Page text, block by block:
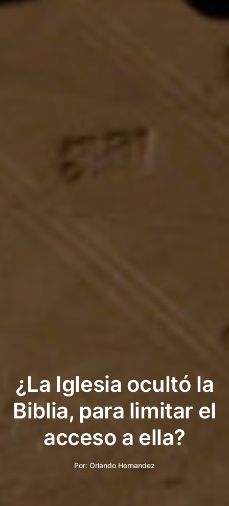
¿La Iglesia ocultó la
Biblia, para limitar el
acceso a ella?
Por: Orlando Hernandez